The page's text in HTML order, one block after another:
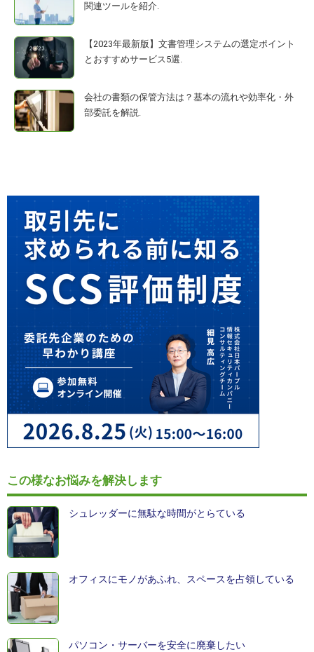
関連ツールを紹介.
【2023年最新版】文書管理システムの選定ポイント
とおすすめサービス5選.
会社の書類の保管方法は？基本の流れや効率化・外
部委託を解説.
この様なお悩みを解決します
シュレッダーに無駄な時間がとらている
オフィスにモノがあふれ、スペースを占領している
パソコン・サーバーを安全に廃棄したい